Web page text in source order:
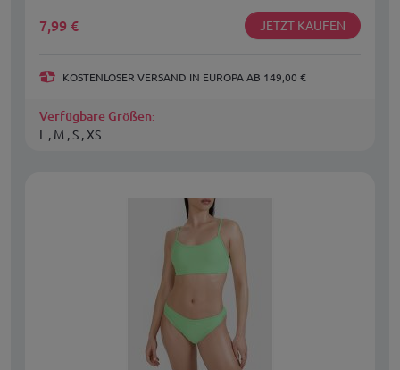
7,99 € JETZT KAUFEN
KOSTENLOSER VERSAND IN EUROPA AB 149,00 €
Verfügbare Größen:
L , M , S , XS